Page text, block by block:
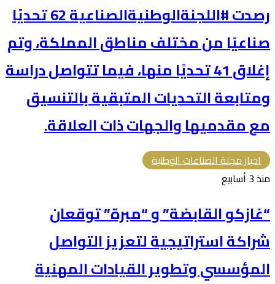
رصدت #اللجنةالوطنيةالصناعية 62 تحديًا
صناعيًا من مختلف مناطق المملكة، وتم
إغلاق 41 تحديًا منها، فيما تتواصل دراسة
ومتابعة التحديات المتبقية بالتنسيق
مع مقدميها والجهات ذات العلاقة.
اخبار مجلة الصناعات الوطنية
منذ 3 أسابيع
“غازكو القابضة” و “مبرة” توقعان
شراكة استراتيجية لتعزيز التواصل
المؤسسي وتطوير القيادات المهنية